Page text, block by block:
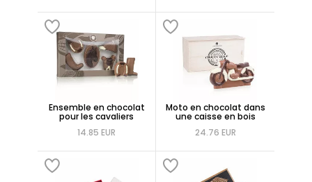
Ensemble en chocolat
pour les cavaliers
14.85 EUR
Moto en chocolat dans
une caisse en bois
24.76 EUR